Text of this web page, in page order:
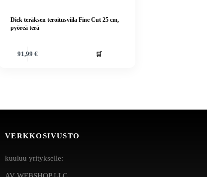
Dick teräksen teroitusviila Fine Cut 25 cm,
pyöreä terä
91,99 € 🛒
VERKKOSIVUSTO
kuuluu yritykselle:
AV WEBSHOP LLC